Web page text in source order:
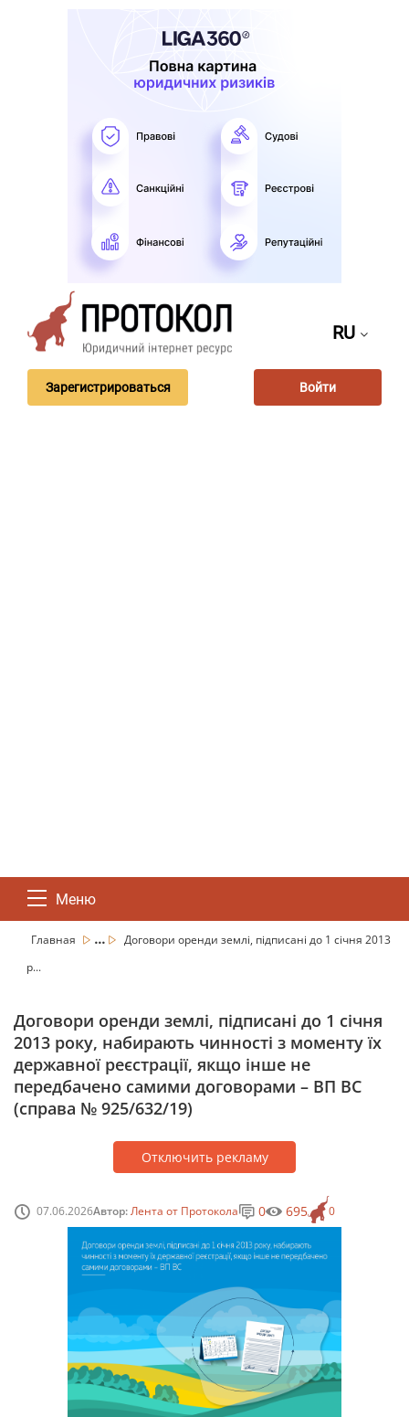
RU
Зарегистрироваться Войти
Меню
Главная ...
Договори оренди землі, підписані до 1 січня 2013
р...
Договори оренди землі, підписані до 1 січня
2013 року, набирають чинності з моменту їх
державної реєстрації, якщо інше не
передбачено самими договорами – ВП ВС
(справа № 925/632/19)
Отключить рекламу
07.06.2026Автор:Лента от Протокола 0
0 695